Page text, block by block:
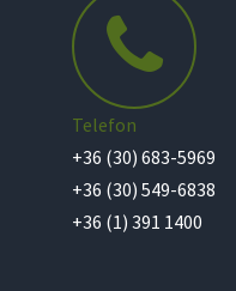
Telefon
+36 (30) 683-5969
+36 (30) 549-6838
+36 (1) 391 1400